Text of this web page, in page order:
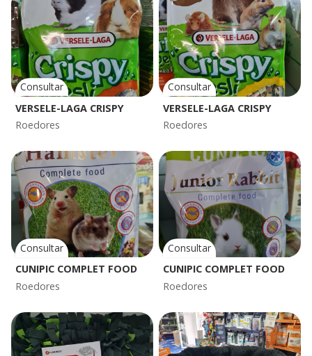
VERSELE-LAGA CRISPY
Roedores
Consultar
VERSELE-LAGA CRISPY
Roedores
Consultar
CUNIPIC COMPLET FOOD
Roedores
Consultar
CUNIPIC COMPLET FOOD
Roedores
Consultar